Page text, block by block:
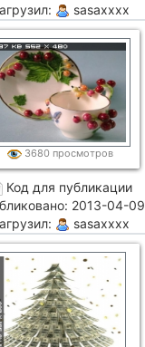
sasaxxxx
3680 просмотров
Код для публикации
2013-04-09
sasaxxxx